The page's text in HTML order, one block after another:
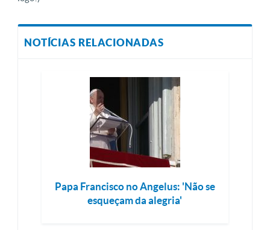
NOTÍCIAS RELACIONADAS
Papa Francisco no Angelus: 'Não se
esqueçam da alegria'